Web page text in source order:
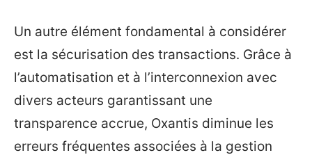
Un autre élément fondamental à considérer
est la sécurisation des transactions. Grâce à
l’automatisation et à l’interconnexion avec
divers acteurs garantissant une
transparence accrue, Oxantis diminue les
erreurs fréquentes associées à la gestion